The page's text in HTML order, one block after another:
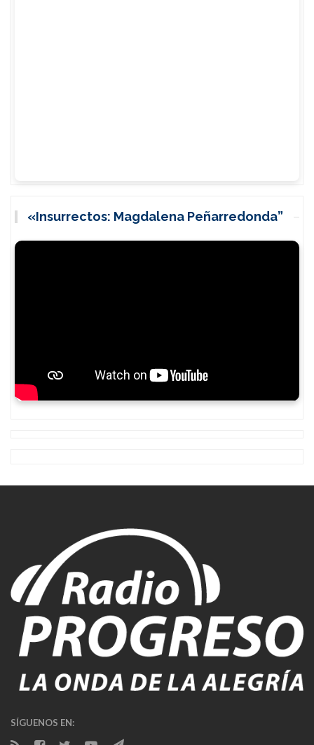
«Insurrectos: Magdalena Peñarredonda”
SÍGUENOS EN: